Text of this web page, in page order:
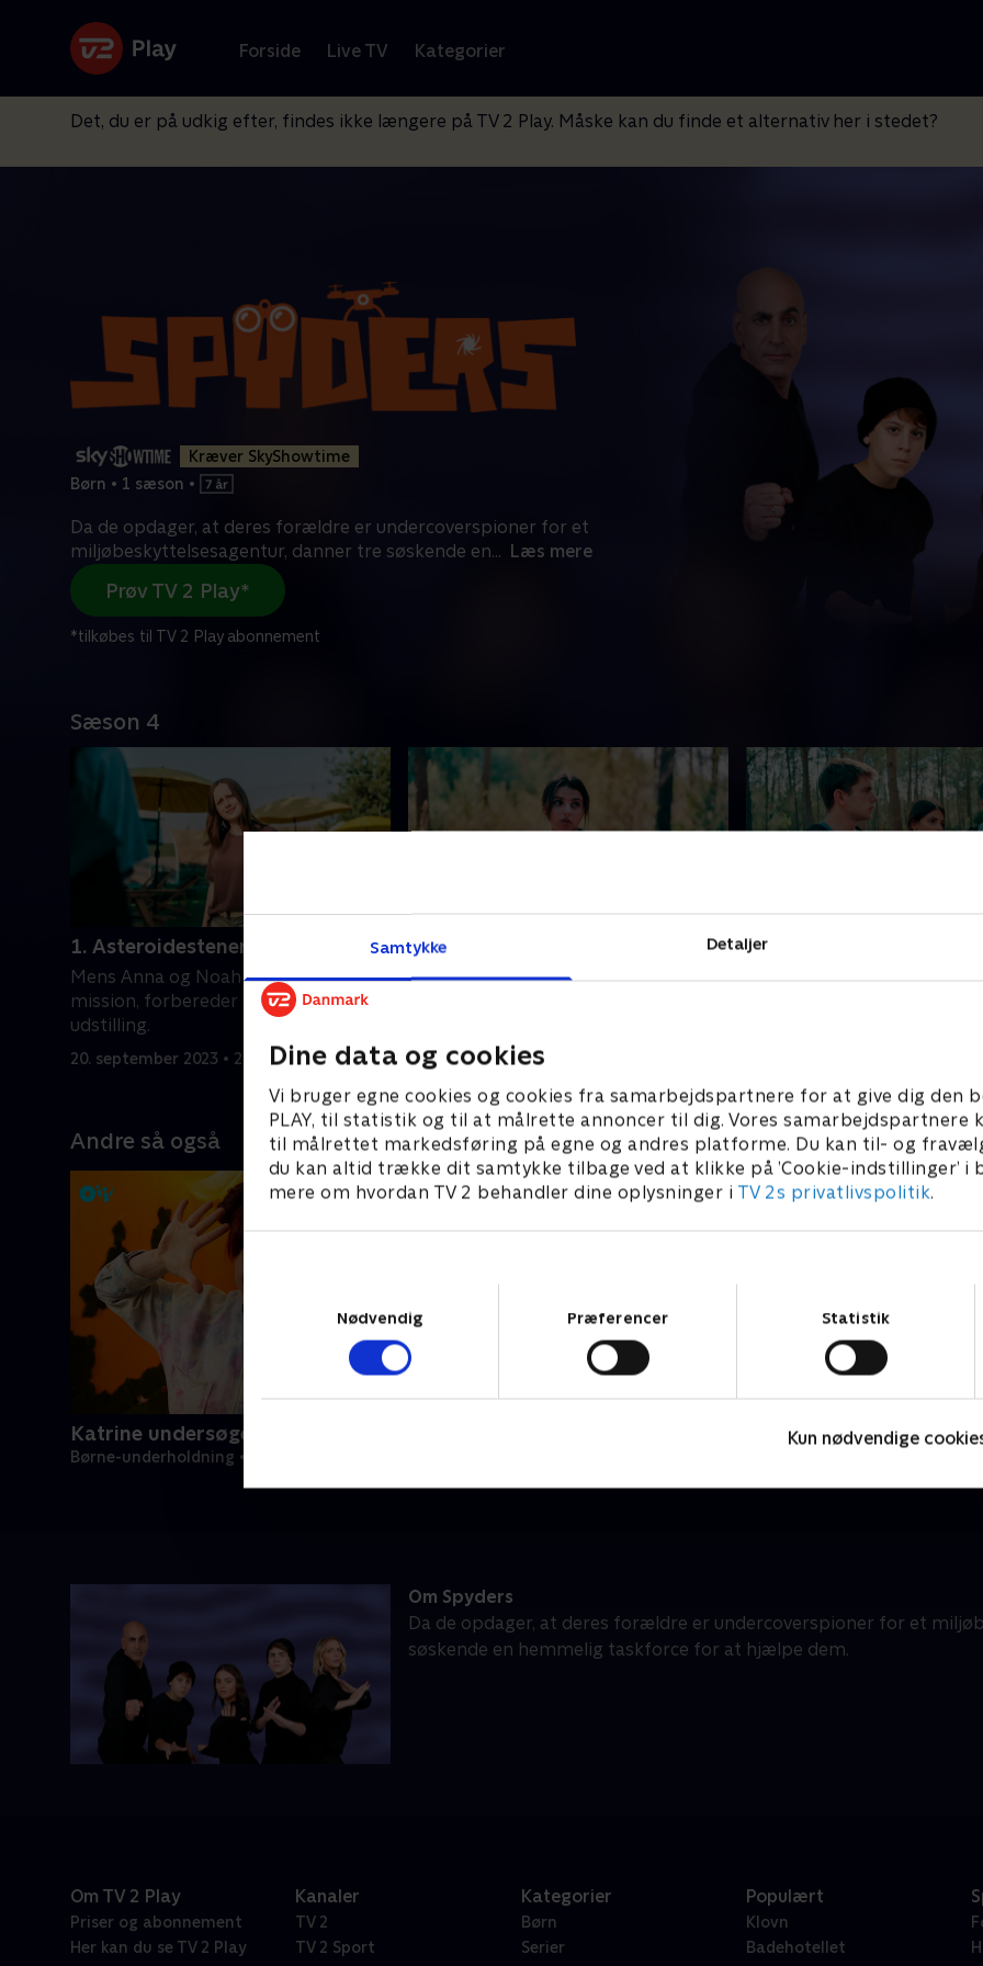
Samtykke Detaljer
Dine data og cookies
Vi bruger egne cookies og cookies fra samarbejdspartnere for at give dig den
PLAY, til statistik og til at målrette annoncer til dig. Vores samarbejdspartnere
til målrettet markedsføring på egne og andres platforme. Du kan til- og
du kan altid trække dit samtykke tilbage ved at klikke på ’Cookie-indstillinger’ i
mere om hvordan TV 2 behandler dine oplysninger i TV 2s privatlivspolitik.
Nødvendig
Præferencer Statistik
Kun nødvendige
Forside Live TV Kategorier
Det, du er på udkig efter, findes ikke længere på TV 2 Play. Måske kan du finde et alternativ her i stedet?
Kræver SkyShowtime
Børn • 1 sæson •
Da de opdager, at deres forældre er undercoverspioner for et
miljøbeskyttelsesagentur, danner tre søskende en... Læs mere
Prøv TV 2 Play*
*tilkøbes til TV 2 Play abonnement
Sæson 4
1. Asteroidestenen
Mens Anna og Noah er væk på en
mission, forbereder Spyders sig på en
udstilling.
20. september 2023 • 22 min
2. Amøberne
Spyders søger hjælp hos en lokal
20. september 2023 • 23 min
3. Samtalen
Andre så også
Katrine undersøger - musik
Børne-underholdning • 1 sæsoner
Om Spyders
Da de opdager, at deres forældre er undercoverspioner for et
søskende en hemmelig taskforce for at hjælpe dem.
Om TV 2 Play
Priser og abonnement
Her kan du se TV 2 Play
Kanaler
TV 2
TV 2 Sport
Kategorier
Børn
Serier
Populært
Klovn
Badehotellet